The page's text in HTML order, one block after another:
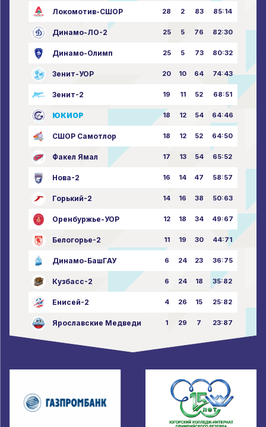
Локомотив-СШОР 28 2 83 85:14
Динамо-ЛО-2 25 5 76 82:30
Динамо-Олимп 25 5 73 80:32
Зенит-УОР 20 10 64 74:43
Зенит-2 19 11 52 68:51
ЮКИОР 18 12 54 64:46
СШОР Самотлор 18 12 52 64:50
Факел Ямал 17 13 54 65:52
Нова-2 16 14 47 58:57
Горький-2 14 16 38 50:63
Оренбуржье-УОР 12 18 34 49:67
Белогорье-2 11 19 30 44:71
Динамо-БашГАУ 6 24 23 36:75
Кузбасс-2 6 24 18 35:82
Енисей-2 4 26 15 25:82
Ярославские Медведи 1 29 7 23:87